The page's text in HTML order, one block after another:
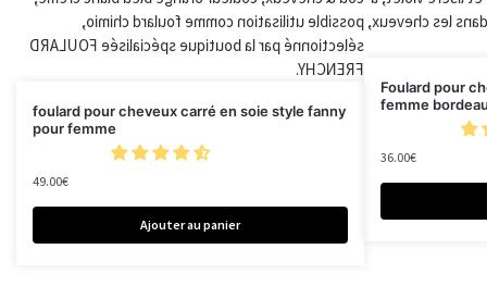
foulard pour cheveux carré en soie style fanny
pour femme
49.00€
Ajouter au panier
Foulard pour
femme
36.00€